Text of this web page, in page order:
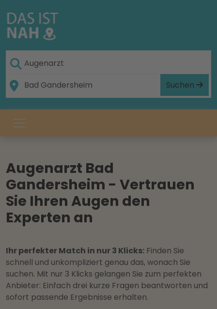
Suchen
Augenarzt Bad
Gandersheim - Vertrauen
Sie Ihren Augen den
Experten an
Ihr perfekter Match in nur 3 Klicks: Finden Sie
schnell und unkompliziert genau das, wonach Sie
suchen. Mit nur 3 Klicks gelangen Sie zum perfekten
Anbieter: Einfach drei kurze Fragen beantworten und
sofort passende Ergebnisse erhalten.